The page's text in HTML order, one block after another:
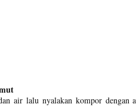
air lalu nyalakan kompor dengan